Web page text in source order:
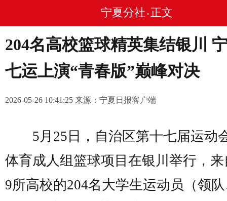
宁夏分社 • 正文
204名高校篮球精英集结银川
七运上演“青春版”巅峰对决
2026-05-26 10:41:25 来源：宁夏日报客户端
5月25日，自治区第十七届运动
体育成人组篮球项目在银川举行，
9所高校的204名大学生运动员（领